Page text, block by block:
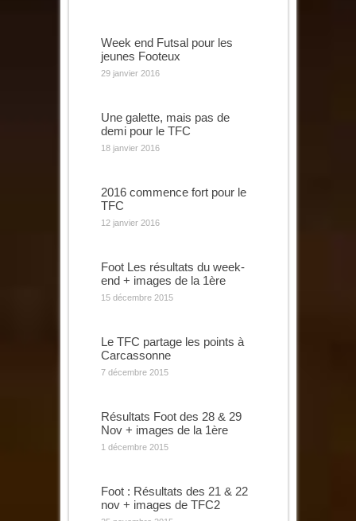
Week end Futsal pour les
jeunes Footeux
29 janvier 2016
Une galette, mais pas de
demi pour le TFC
18 janvier 2016
2016 commence fort pour le
TFC
12 janvier 2016
Foot Les résultats du week-
end + images de la 1ère
15 décembre 2015
Le TFC partage les points à
Carcassonne
7 décembre 2015
Résultats Foot des 28 & 29
Nov + images de la 1ère
1 décembre 2015
Foot : Résultats des 21 & 22
nov + images de TFC2